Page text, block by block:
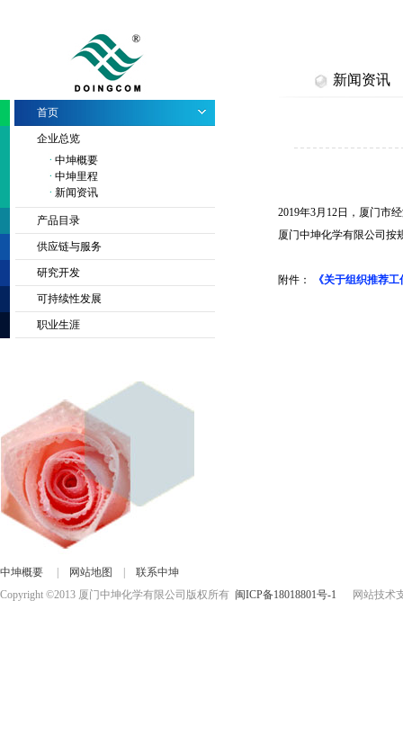
首页
企业总览
中坤概要
中坤里程
新闻资讯
产品目录
供应链与服务
研究开发
可持续性发展
职业生涯
新闻资讯
2019年3月12日，厦门市
厦门中坤化学有限公司按
附件： 《关于组织推荐
中坤概要 网站地图
联系中坤
Copyright ©2013 厦门中坤化学有限公司版权所有 闽ICP备18018801号-1 网站技术